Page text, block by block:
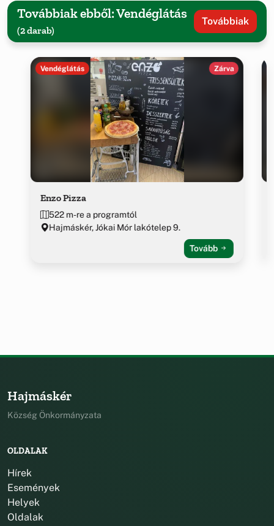
Továbbiak ebből: Vendéglátás
(2 darab)
Továbbiak
Vendéglátás Zárva
Enzo Pizza
522 m-re a programtól
Hajmáskér, Jókai Mór lakótelep 9.
Tovább
Hajmáskér
Község Önkormányzata
OLDALAK
Hírek
Események
Helyek
Oldalak